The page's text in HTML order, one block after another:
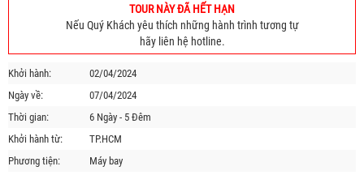
THƯ KHEN VIETLUXTOUR
PROFILE HƯỚNG DẪN VIÊN
TUYỂN DỤNG
LIÊN HỆ
TOUR NÀY ĐÃ HẾT HẠN
Nếu Quý Khách yêu thích những hành trình tương tự
hãy liên hệ hotline.
Khởi hành:
02/04/2024
Ngày về:
07/04/2024
Thời gian:
6 Ngày - 5 Đêm
Khởi hành từ:
TP.HCM
Phương tiện:
Máy bay